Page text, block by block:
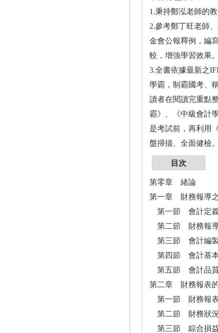
1.秉持鄭泓老師的
2.參考鄭丁旺老師
金會公報釋例，編
較，增強學習效果
3.全書依據最新之
學霸，制霸國考、
讀者在閱讀完重點
霸》、《中級會計
是考試前，再利用
盤掃描、全面健檢
目次
第零章 緒論
第一章 財務報導
第一節 會計定
第二節 財務報導
第三節 會計編
第四節 會計基
第五節 會計品
第二章 財務報表
第一節 財務報
第二節 財務狀
第三節 綜合損益